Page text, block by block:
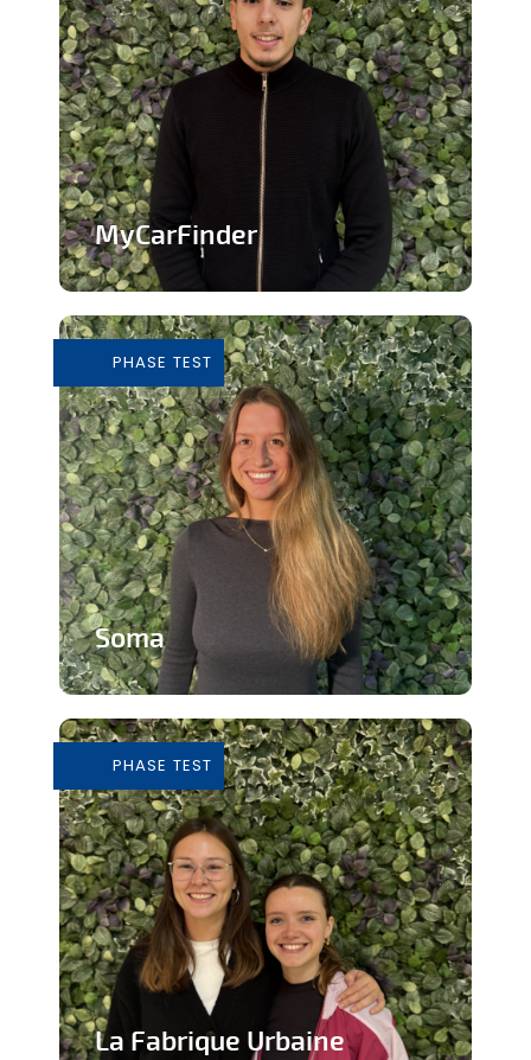
MyCarFinder
d'occasion
En savoir plus
PHASE TEST
Soma
immersive
En savoir plus
PHASE TEST
La Fabrique Urbaine